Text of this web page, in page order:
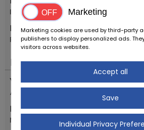
Italië
Plaats
Reggio Emilia
Belangrijk
Voertuigtyp
Antieke auto
Merk
Mercedes Benz
Marketing
Marketing cookies are used by third-party
publishers to display personalized ads.
visitors across websites.
Accept all
Save
Individual Privacy